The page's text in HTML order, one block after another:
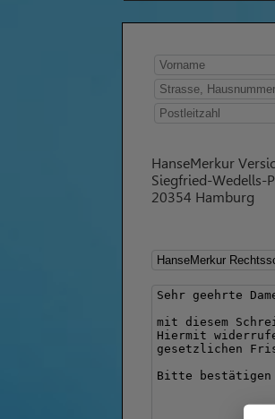
HanseMerkur
Siegfried-Wedells-
20354 Hamburg